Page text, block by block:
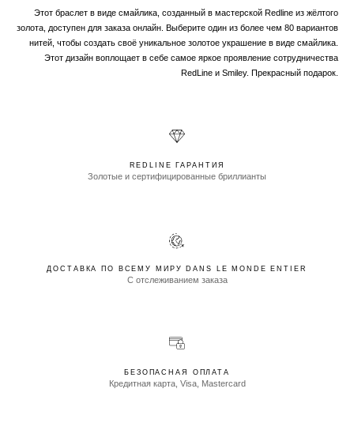
Этот браслет в виде смайлика, созданный в мастерской Redline из жёлтого
золота, доступен для заказа онлайн. Выберите один из более чем 80 вариантов
нитей, чтобы создать своё уникальное золотое украшение в виде смайлика.
Этот дизайн воплощает в себе самое яркое проявление сотрудничества
RedLine и Smiley. Прекрасный подарок.
REDLINE ГАРАНТИЯ
Золотые и сертифицированные бриллианты
ДОСТАВКА ПО ВСЕМУ МИРУ DANS LE MONDE ENTIER
С отслеживанием заказа
БЕЗОПАСНАЯ ОПЛАТА
Кредитная карта, Visa, Mastercard